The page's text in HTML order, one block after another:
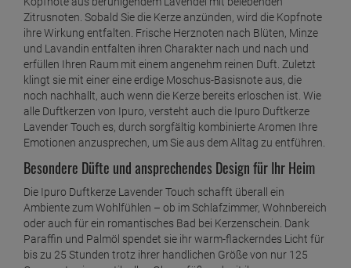
Zitrusnoten. Sobald Sie die Kerze anzünden, wird die Kopfnote
ihre Wirkung entfalten. Frische Herznoten nach Blüten, Minze
und Lavandin entfalten ihren Charakter nach und nach und
erfüllen Ihren Raum mit einem angenehm reinen Duft. Zuletzt
klingt sie mit einer eine erdige Moschus-Basisnote aus, die
noch nachhallt, auch wenn die Kerze bereits erloschen ist. Wie
alle Duftkerzen von Ipuro, versteht auch die Ipuro Duftkerze
Lavender Touch es, durch sorgfältig kombinierte Aromen Ihre
Emotionen anzusprechen, um Sie aus dem Alltag zu entführen.
Besondere Düfte und ansprechendes Design für Ihr Heim
Die Ipuro Duftkerze Lavender Touch schafft überall ein
Ambiente zum Wohlfühlen – ob im Schlafzimmer, Wohnbereich
oder auch für ein romantisches Bad bei Kerzenschein. Dank
Paraffin und Palmöl spendet sie ihr warm-flackerndes Licht für
bis zu 25 Stunden trotz ihrer handlichen Größe von nur 125